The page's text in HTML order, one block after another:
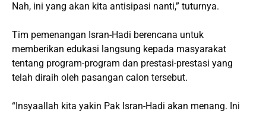
Nah, ini yang akan kita antisipasi nanti,” tuturnya.
Tim pemenangan Isran-Hadi berencana untuk
memberikan edukasi langsung kepada masyarakat
tentang program-program dan prestasi-prestasi yang
telah diraih oleh pasangan calon tersebut.
“Insyaallah kita yakin Pak Isran-Hadi akan menang. Ini